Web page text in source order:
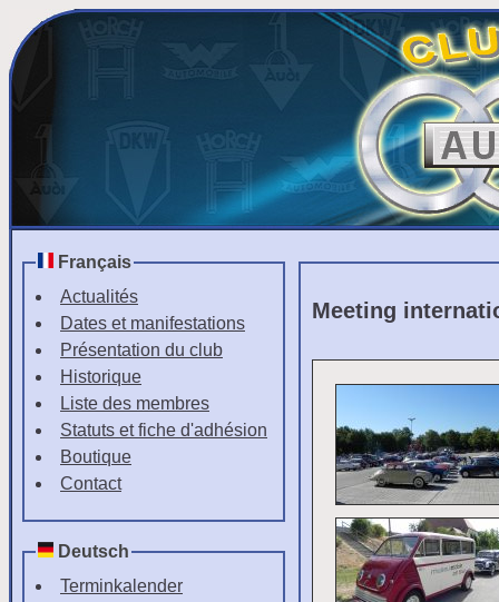
Français
Actualités
Dates et manifestations
Présentation du club
Historique
Liste des membres
Statuts et fiche d'adhésion
Boutique
Contact
Deutsch
Terminkalender
Meeting